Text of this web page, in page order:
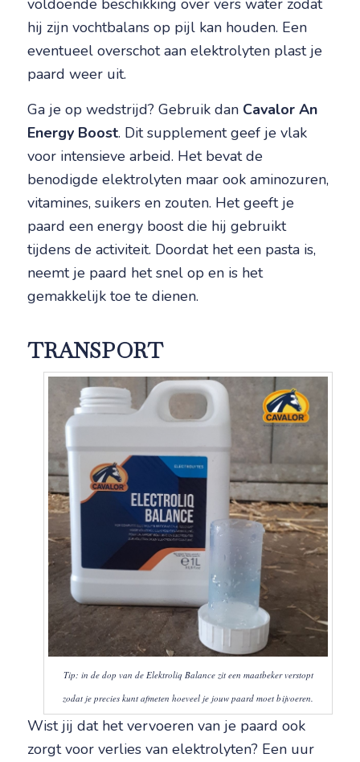
voldoende beschikking over vers water zodat
hij zijn vochtbalans op pijl kan houden. Een
eventueel overschot aan elektrolyten plast je
paard weer uit.
Ga je op wedstrijd? Gebruik dan Cavalor An
Energy Boost. Dit supplement geef je vlak
voor intensieve arbeid. Het bevat de
benodigde elektrolyten maar ook aminozuren,
vitamines, suikers en zouten. Het geeft je
paard een energy boost die hij gebruikt
tijdens de activiteit. Doordat het een pasta is,
neemt je paard het snel op en is het
gemakkelijk toe te dienen.
TRANSPORT
Tip: in de dop van de Elektroliq Balance zit een maatbeker verstopt
zodat je precies kunt afmeten hoeveel je jouw paard moet bijvoeren.
Wist jij dat het vervoeren van je paard ook
zorgt voor verlies van elektrolyten? Een uur